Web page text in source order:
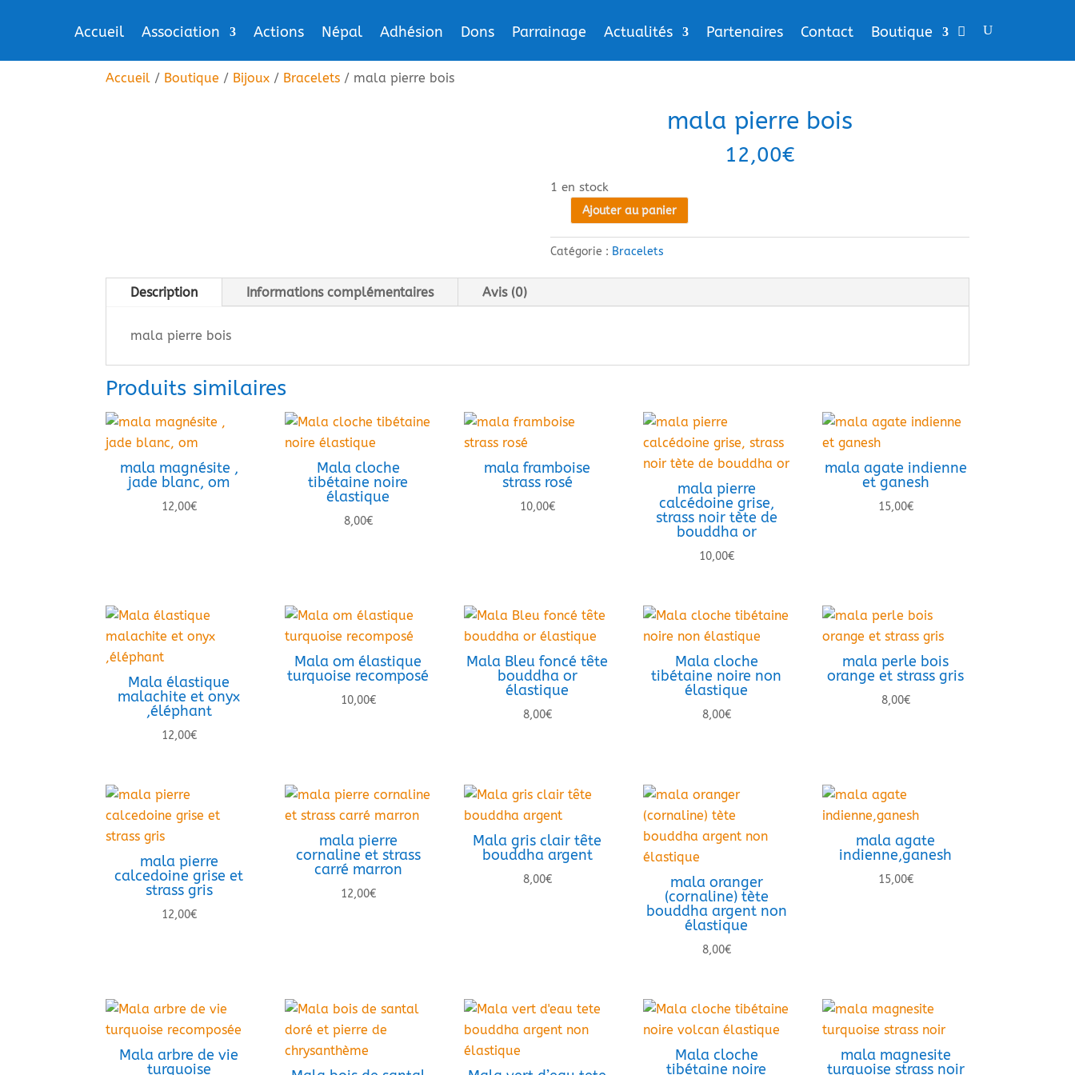
Accueil Association Actions Népal Adhésion Dons Parrainage Actualités Partenaires Contact Boutique
Accueil / Boutique / Bijoux / Bracelets / mala pierre bois
mala pierre bois
12,00€
1 en stock
quantité
de
mala
pierre
Ajouter au panier
Catégorie : Bracelets
Description Informations complémentaires Avis (0)
mala pierre bois
Produits similaires
mala magnésite ,
jade blanc, om
12,00€
Mala cloche
tibétaine noire
élastique
8,00€
mala framboise
strass rosé
10,00€
mala pierre
calcédoine grise,
strass noir tète de
bouddha or
10,00€
mala agate indienne
et ganesh
15,00€
Mala élastique
malachite et onyx
,éléphant
12,00€
Mala om élastique
turquoise recomposé
10,00€
Mala Bleu foncé tête
bouddha or
élastique
8,00€
Mala cloche
tibétaine noire non
élastique
8,00€
mala perle bois
orange et strass gris
8,00€
mala pierre
calcedoine grise et
strass gris
12,00€
mala pierre
cornaline et strass
carré marron
12,00€
Mala gris clair tête
bouddha argent
8,00€
mala oranger
(cornaline) tète
bouddha argent non
élastique
8,00€
mala agate
indienne,ganesh
15,00€
Mala arbre de vie
turquoise
Mala cloche
tibétaine noire
mala magnesite
turquoise strass noir